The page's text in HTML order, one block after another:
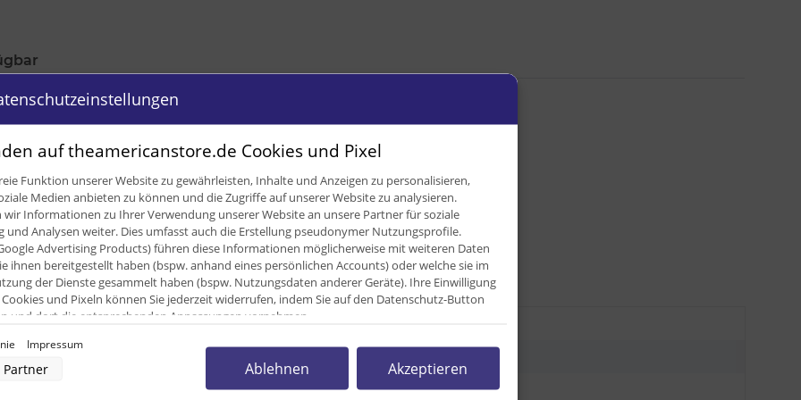
120,00 g
auf theamericanstore.de Cookies und Pixel
Funktion unserer Website zu gewährleisten, Inhalte und Anzeigen zu personalisieren,
Medien anbieten zu können und die Zugriffe auf unserer Website zu analysieren.
wir Informationen zu Ihrer Verwendung unserer Website an unsere Partner für soziale
und Analysen weiter. Dies umfasst auch die Erstellung pseudonymer Nutzungsprofile.
Advertising Products) führen diese Informationen möglicherweise mit weiteren Daten
ihnen bereitgestellt haben (bspw. anhand eines persönlichen Accounts) oder welche sie im
der Dienste gesammelt haben (bspw. Nutzungsdaten anderer Geräte). Ihre Einwilligung
und Pixeln können Sie jederzeit widerrufen, indem Sie auf den Datenschutz-Button
und dort die entsprechenden Anpassungen vornehmen.
durch unsere Partner:
Zugriff auf Informationen auf einem Endgerät
Daten zur Auswahl von Werbeanzeigen
Impressum
Partner Ablehnen Akzeptieren